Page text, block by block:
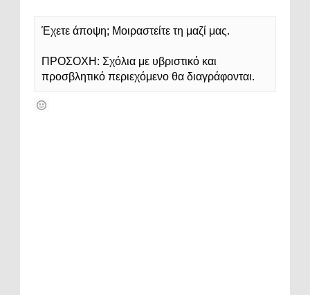
Έχετε άποψη; Μοιραστείτε τη μαζί μας.
ΠΡΟΣΟΧΗ: Σχόλια με υβριστικό και
προσβλητικό περιεχόμενο θα διαγράφονται.